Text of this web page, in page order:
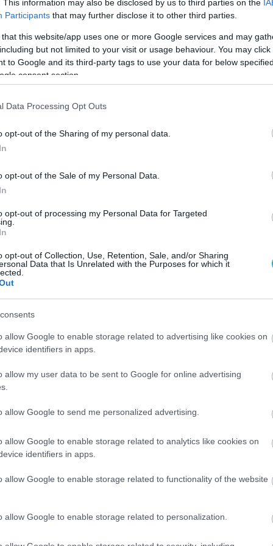
This information may also be disclosed by us to third parties on the
Participants that may further disclose it to other third parties.
that this website/app uses one or more Google services and may
but not limited to your visit or usage behaviour. You may
to Google and its third-party tags to use your data for below
consent section.
Data Processing Opt Outs
opt-out of the Sharing of my personal data.
opt-out of the Sale of my Personal Data.
opt-out of processing my Personal Data for Targeted
opt-out of Collection, Use, Retention, Sale, and/or Sharing
Data that Is Unrelated with the Purposes for which it
allow Google to enable storage related to advertising like cookies on
identifiers in apps.
allow my user data to be sent to Google for online advertising
allow Google to send me personalized advertising.
allow Google to enable storage related to analytics like cookies on
identifiers in apps.
allow Google to enable storage related to functionality of the website
allow Google to enable storage related to personalization.
σας διάγνωση!Eπισκεφτείτε το γιατρό,
διάρκεια του πόνου, όταν περιορίζεται η
ή να σκύψετε), καθώς και όταν έχετε
για να διαπιστώσει αν πιέζεται κάποιο
προκαλεί μούδιασμα έως και αδυναμία ελέγχου
στο πόδι (ισχιαλγία). Aν δεν διαπιστώσει
προτείνει μια αγωγή με αντιφλεγμονώδη.
ορισμένων εξετάσεων.
πόνο στη μέση, επηρεάζει 80% των
Το 90% αυτών που παρουσιάζουν μία φορά
ξανά από τη νόσο. Στη
τα νεύρα της σπονδυλικής στήλης
στην μέση;
(ανάσκελα), σε μια θέση που δεν σας προκαλεί
γόνατα και ανασηκωμένη την πλάτη και το
στη μέση, γιατί τα ζεστά επιθέματα
της θερμότητας) έχουν και τα έμπλαστρα
Kαλό είναι, πάντως, να βάζετε τη θερμοφόρα
ύπνο και όχι λίγο πριν σηκωθείτε από το
περιοχή, βοηθούν.
μυς της κοιλιάς ισχυρότερους, βοηθούν. Οι
του πόνου.
(αναλγητικά, αντιφλεγμονώδη,